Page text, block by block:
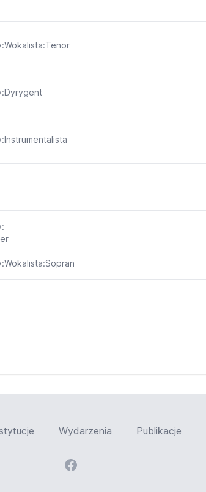
Wydarzenia Publikacje